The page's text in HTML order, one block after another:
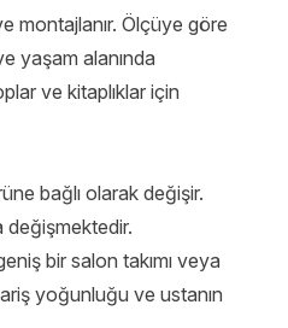
montajlanır. Ölçüye göre
yaşam alanında
ve kitaplıklar için
bağlı olarak değişir.
değişmektedir.
bir salon takımı veya
yoğunluğu ve ustanın